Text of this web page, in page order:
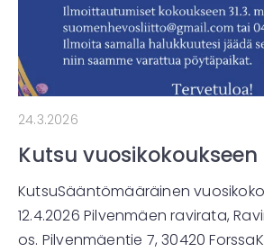
24.3.2026
Kutsu vuosikokoukseen
KutsuSääntömääräinen
12.4.2026 Pilvenmäen ravirata,
os. Pilvenmäentie 7, 30420